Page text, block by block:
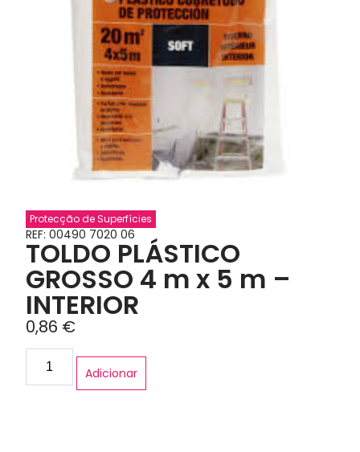
Protecção de Superfícies
REF: 00490 7020 06
TOLDO PLÁSTICO
GROSSO 4 m x 5 m –
INTERIOR
0,86 €
Adicionar